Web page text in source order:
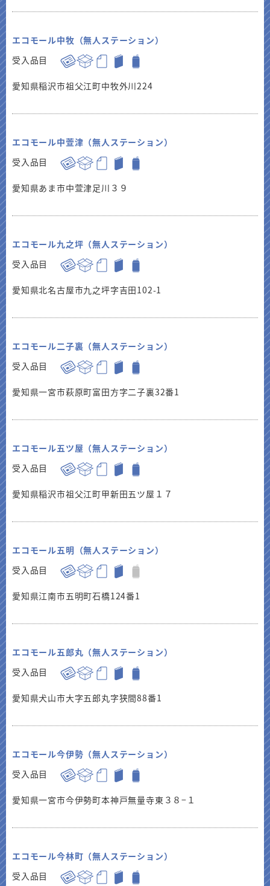
エコモール中牧（無人ステーション）
受入品目
愛知県稲沢市祖父江町中牧外川224
エコモール中萱津（無人ステーション）
受入品目
愛知県あま市中萱津足川３９
エコモール九之坪（無人ステーション）
受入品目
愛知県北名古屋市九之坪字吉田102-1
エコモール二子裏（無人ステーション）
受入品目
愛知県一宮市萩原町富田方字二子裏32番1
エコモール五ツ屋（無人ステーション）
受入品目
愛知県稲沢市祖父江町甲新田五ツ屋１７
エコモール五明（無人ステーション）
受入品目
愛知県江南市五明町石橋124番1
エコモール五郎丸（無人ステーション）
受入品目
愛知県犬山市大字五郎丸字狭間88番1
エコモール今伊勢（無人ステーション）
受入品目
愛知県一宮市今伊勢町本神戸無量寺東３８−１
エコモール今林町（無人ステーション）
受入品目